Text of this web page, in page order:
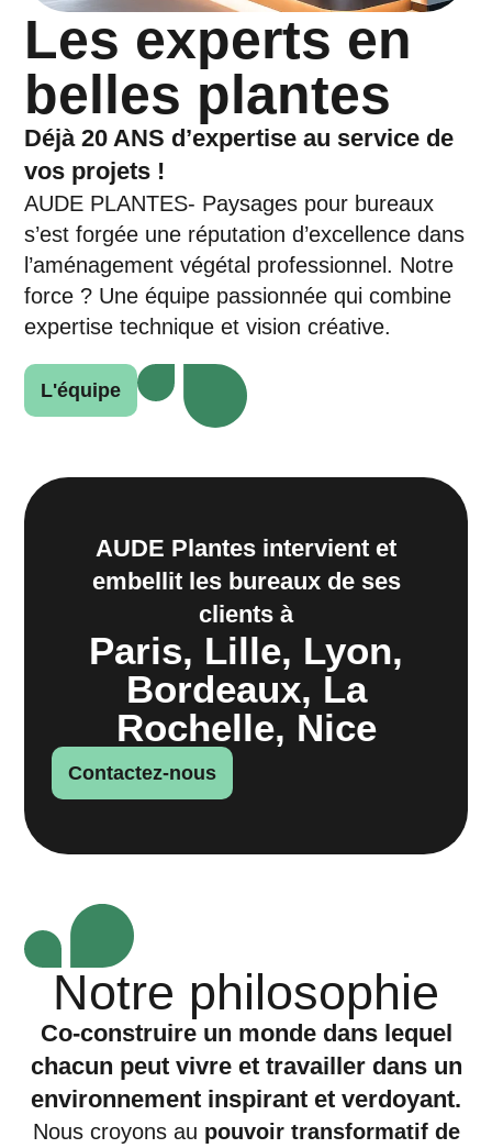
Les experts en
belles plantes
Déjà 20 ANS d’expertise au service de
vos projets !
AUDE PLANTES- Paysages pour bureaux
s’est forgée une réputation d’excellence dans
l’aménagement végétal professionnel. Notre
force ? Une équipe passionnée qui combine
expertise technique et vision créative.
L'équipe
AUDE Plantes intervient et
embellit les bureaux de ses
clients à
Paris, Lille, Lyon,
Bordeaux, La
Rochelle, Nice
Contactez-nous
Notre philosophie
Co-construire un monde dans lequel
chacun peut vivre et travailler dans un
environnement inspirant et verdoyant.
Nous croyons au pouvoir transformatif de